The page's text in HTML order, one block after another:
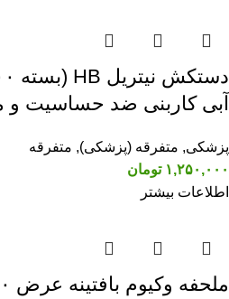
آبی کاربنی ضد حساسیت و
پزشکی, متفرقه (پزشکی), متفرقه
۱,۲۵۰,۰۰۰ تومان
اطلاعات بیشتر